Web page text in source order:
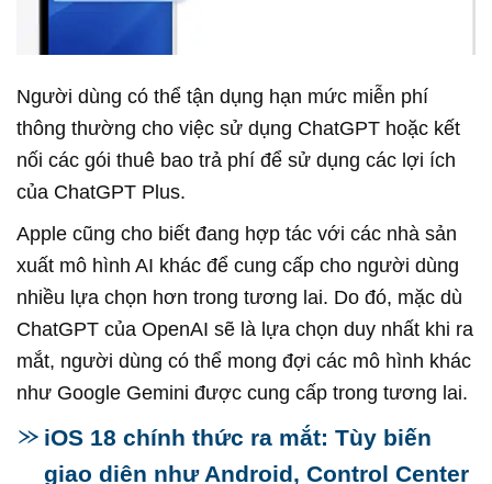
Người dùng có thể tận dụng hạn mức miễn phí
thông thường cho việc sử dụng ChatGPT hoặc kết
nối các gói thuê bao trả phí để sử dụng các lợi ích
của ChatGPT Plus.
Apple cũng cho biết đang hợp tác với các nhà sản
xuất mô hình AI khác để cung cấp cho người dùng
nhiều lựa chọn hơn trong tương lai. Do đó, mặc dù
ChatGPT của OpenAI sẽ là lựa chọn duy nhất khi ra
mắt, người dùng có thể mong đợi các mô hình khác
như Google Gemini được cung cấp trong tương lai.
iOS 18 chính thức ra mắt: Tùy biến
giao diện như Android, Control Center